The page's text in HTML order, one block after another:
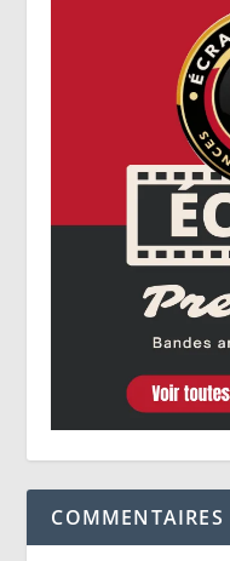
COMMENTAIRES